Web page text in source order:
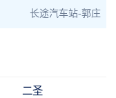
长途汽车站-郭庄
二圣